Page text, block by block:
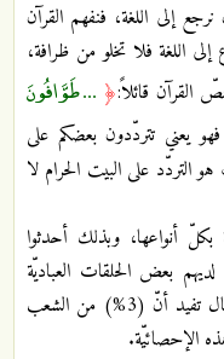
إلى اللغة، فنفهم القرآن
اللغة فلا تخلو من ظرافة،
القرآن قائلاً:﴿ ... طَوَّافُونَ
يعني تتردّدون بعضكم على
على البيت الحرام لا
بكلّ أنواعها، وبذلك أحدثوا
بعض الحلقات العباديّة
الخاصّة، وهناك من يقدّم إحصائيّة في هذا المجال تفيد أنّ (3%) من الشعب
الإحصائيّة.